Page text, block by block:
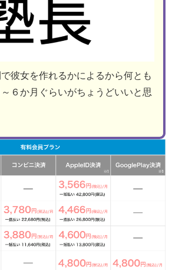
彼女を作れるかによるから何とも
６か月ぐらいがちょうどいいと思